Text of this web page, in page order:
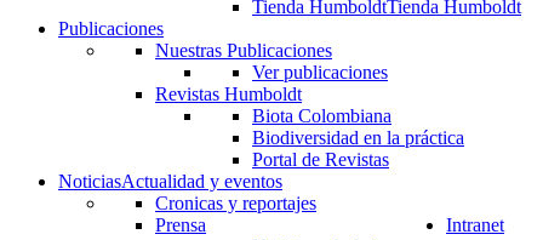
Tienda HumboldtTienda Humboldt
Publicaciones
Nuestras Publicaciones
Ver publicaciones
Revistas Humboldt
Biota Colombiana
Biodiversidad en la práctica
Portal de Revistas
NoticiasActualidad y eventos
Cronicas y reportajes
Prensa
Intranet